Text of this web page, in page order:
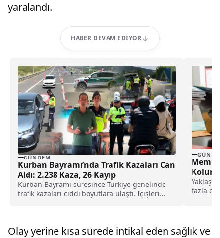
yaralandı.
HABER DEVAM EDIYOR
GÜNDEM
Kurban Bayramı’nda Trafik Kazaları Can
Aldı: 2.238 Kaza, 26 Kayıp
Kurban Bayramı süresince Türkiye genelinde
trafik kazaları ciddi boyutlara ulaştı. İçişleri
fazla
Olay yerine kısa sürede intikal eden sağlık ve